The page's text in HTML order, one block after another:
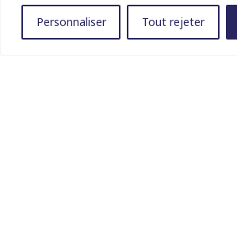
Personnaliser Tout rejeter
Vol panoramique au-dessus du lac Eyre.